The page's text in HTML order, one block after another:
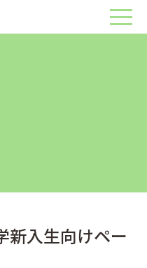
新入生向けペー